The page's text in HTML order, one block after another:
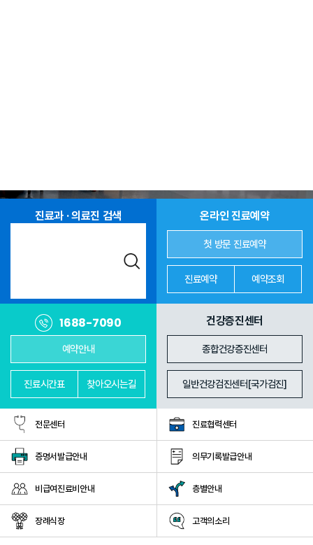
진료과 · 의료진 검색
진료과 의료진
온라인 진료예약
첫 방문 진료예약
진료예약 예약조회
1688-7090
예약안내
진료시간표 찾아오시는길
건강증진센터
종합건강증진센터
일반건강검진센터[국가검진]
전문센터 진료협력센터
증명서발급안내 의무기록발급안내
비급여진료비안내 층별안내
장례식장 고객의소리